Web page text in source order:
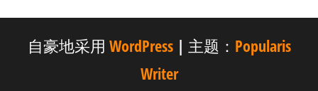
自豪地采用 WordPress | 主题： Popularis
Writer